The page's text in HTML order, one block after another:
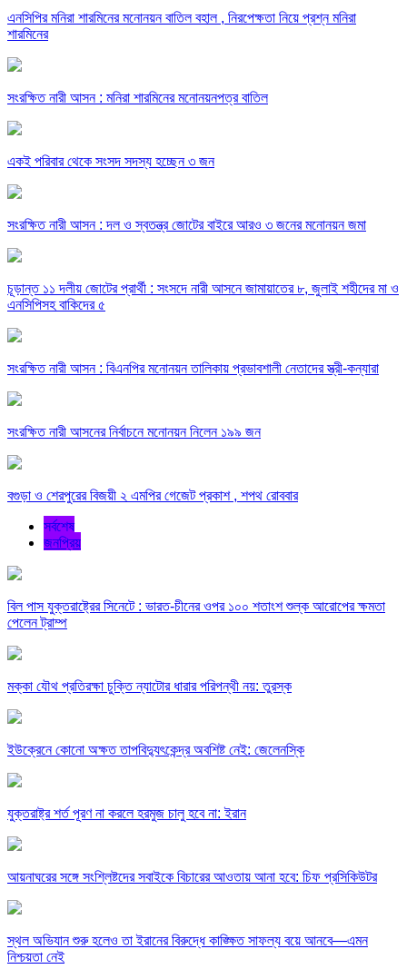
এনসিপির মনিরা শারমিনের মনোনয়ন বাতিল বহাল , নিরপেক্ষতা নিয়ে প্রশ্ন মনিরা
শারমিনের
সংরক্ষিত নারী আসন : মনিরা শারমিনের মনোনয়নপত্র বাতিল
একই পরিবার থেকে সংসদ সদস্য হচ্ছেন ৩ জন
সংরক্ষিত নারী আসন : দল ও স্বতন্ত্র জোটের বাইরে আরও ৩ জনের মনোনয়ন জমা
চূড়ান্ত ১১ দলীয় জোটের প্রার্থী : সংসদে নারী আসনে জামায়াতের ৮, জুলাই শহীদের মা ও
এনসিপিসহ বাকিদের ৫
সংরক্ষিত নারী আসন : বিএনপির মনোনয়ন তালিকায় প্রভাবশালী নেতাদের স্ত্রী-কন্যারা
সংরক্ষিত নারী আসনের নির্বাচনে মনোনয়ন নিলেন ১৯৯ জন
বগুড়া ও শেরপুরের বিজয়ী ২ এমপির গেজেট প্রকাশ , শপথ রোববার
সর্বশেষ
জনপ্রিয়
বিল পাস যুক্তরাষ্ট্রের সিনেটে : ভারত-চীনের ওপর ১০০ শতাংশ শুল্ক আরোপের ক্ষমতা
পেলেন ট্রাম্প
মক্কা যৌথ প্রতিরক্ষা চুক্তি ন্যাটোর ধারার পরিপন্থী নয়: তুরস্ক
ইউক্রেনে কোনো অক্ষত তাপবিদ্যুৎকেন্দ্র অবশিষ্ট নেই: জেলেনস্কি
যুক্তরাষ্ট্র শর্ত পূরণ না করলে হরমুজ চালু হবে না: ইরান
আয়নাঘরের সঙ্গে সংশ্লিষ্টদের সবাইকে বিচারের আওতায় আনা হবে: চিফ প্রসিকিউটর
স্থল অভিযান শুরু হলেও তা ইরানের বিরুদ্ধে কাঙ্ক্ষিত সাফল্য বয়ে আনবে—এমন
নিশ্চয়তা নেই